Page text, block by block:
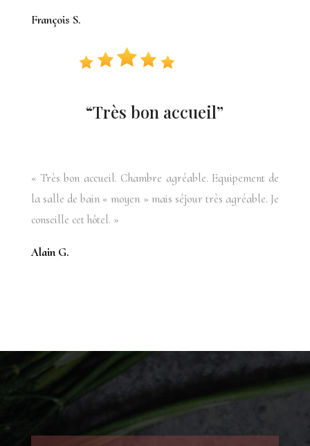
François S.
“Très bon accueil”
« Très bon accueil. Chambre agréable. Equipement de
la salle de bain « moyen » mais séjour très agréable. Je
conseille cet hôtel. »
Alain G.